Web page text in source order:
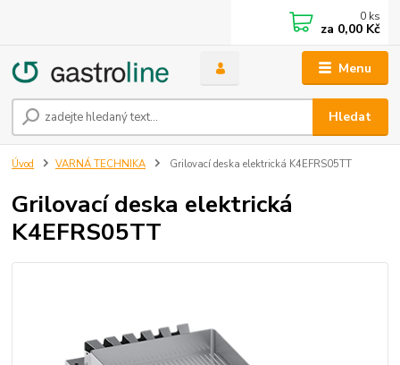
Menu
Hledat
0 ks
za 0,00 Kč
Úvod VARNÁ TECHNIKA Grilovací deska elektrická K4EFRS05TT
Grilovací deska elektrická
K4EFRS05TT